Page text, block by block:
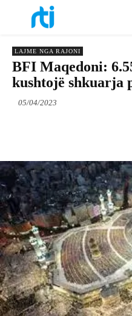
LAJME NGA RAJONI
BFI Maqedoni:
kushtojë shkuarja
05/04/2023